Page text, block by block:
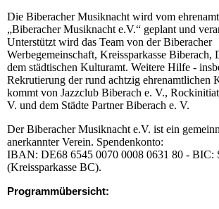
Die Biberacher Musiknacht wird vom
„Biberacher Musiknacht e.V.“ geplant und
Unterstützt wird das Team von der Biberacher
Werbegemeinschaft, Kreissparkasse Biberach,
dem städtischen Kulturamt. Weitere Hilfe -
Rekrutierung der rund achtzig ehrenamtlichen
kommt von Jazzclub Biberach e. V.,
V. und dem Städte Partner Biberach e. V.
Der Biberacher Musiknacht e.V. ist ein
anerkannter Verein. Spendenkonto:
IBAN: DE68 6545 0070 0008 0631 80 - BIC:
(Kreissparkasse BC).
Programmübersicht: